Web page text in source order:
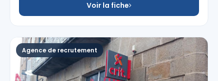
Voir la fiche
Agence de recrutement